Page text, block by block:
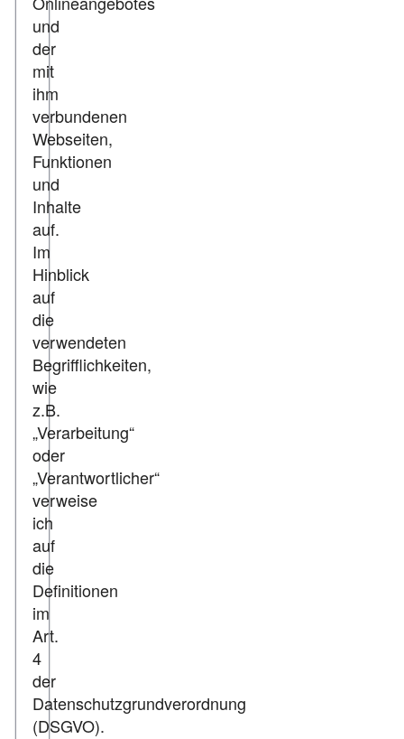
und
der
mit
ihm
verbundenen
Webseiten,
Funktionen
und
Inhalte
auf.
Im
Hinblick
auf
die
verwendeten
Begrifflichkeiten,
wie
z.B.
„Verarbeitung“
oder
„Verantwortlicher“
verweise
ich
auf
die
Definitionen
im
Art.
4
der
Datenschutzgrundverordnung
(DSGVO).